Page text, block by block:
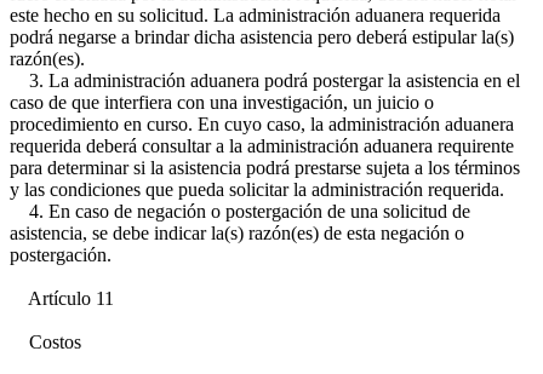
este hecho en su solicitud. La administración aduanera requerida
podrá negarse a brindar dicha asistencia pero deberá estipular la(s)
razón(es).
3. La administración aduanera podrá postergar la asistencia en el
caso de que interfiera con una investigación, un juicio o
procedimiento en curso. En cuyo caso, la administración aduanera
requerida deberá consultar a la administración aduanera requirente
para determinar si la asistencia podrá prestarse sujeta a los términos
y las condiciones que pueda solicitar la administración requerida.
4. En caso de negación o postergación de una solicitud de
asistencia, se debe indicar la(s) razón(es) de esta negación o
postergación.
Artículo 11
Costos